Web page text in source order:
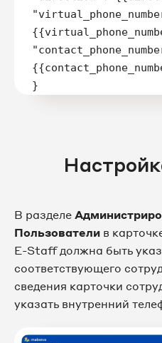
}
В разделе
Пользователи в
E-Staff должна быть
соответствующего
сведения карточки
указать внутренний